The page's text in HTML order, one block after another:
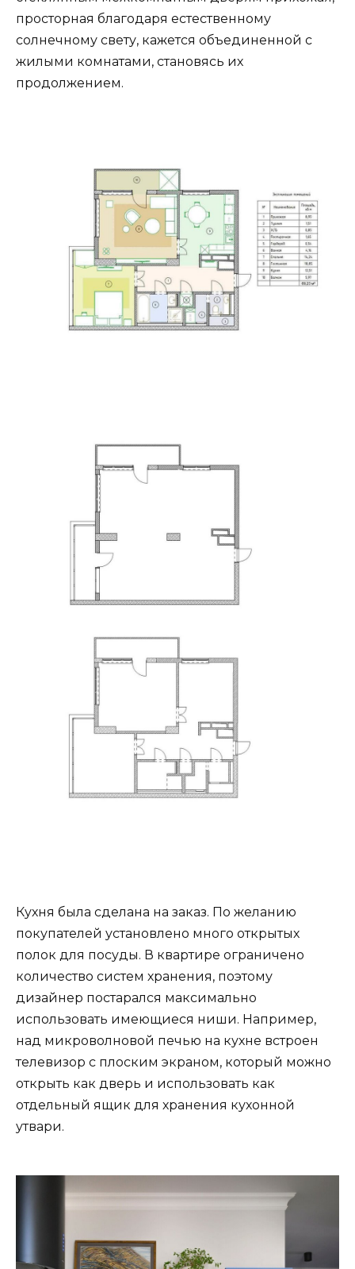
просторная благодаря естественному
солнечному свету, кажется объединенной с
жилыми комнатами, становясь их
продолжением.
Кухня была сделана на заказ. По желанию
покупателей установлено много открытых
полок для посуды. В квартире ограничено
количество систем хранения, поэтому
дизайнер постарался максимально
использовать имеющиеся ниши. Например,
над микроволновой печью на кухне встроен
телевизор с плоским экраном, который можно
открыть как дверь и использовать как
отдельный ящик для хранения кухонной
утвари.